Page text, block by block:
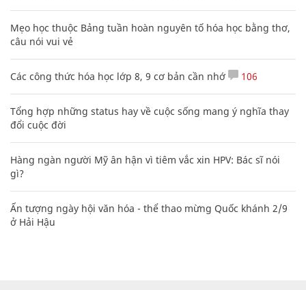
Mẹo học thuộc Bảng tuần hoàn nguyên tố hóa học bằng thơ,
câu nói vui vẻ
Các công thức hóa học lớp 8, 9 cơ bản cần nhớ 106
Tổng hợp những status hay về cuộc sống mang ý nghĩa thay
đổi cuộc đời
Hàng ngàn người Mỹ ân hận vì tiêm vắc xin HPV: Bác sĩ nói
gì?
Ấn tượng ngày hội văn hóa - thể thao mừng Quốc khánh 2/9
ở Hải Hậu